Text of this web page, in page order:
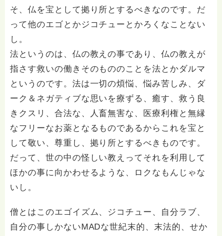
そ、仏を宝として拠り所とするべきなのです。だ
って他のエゴとかジコチューとかろくなことない
し。
法というのは、仏の教えの事であり、仏の教えが
指さす救いの働きそのもののことを法とかダルマ
というのです。法は一切の煩悩、悩み苦しみ、ダ
ーク＆ネガティブな思いを療ずる、癒す、救う良
きクスリ、合法な、人畜無害な、医療利権と無縁
なフリーなお薬となるものであるからこれを宝と
して敬い、尊重し、拠り所とするべきものです。
だって、世の中の怪しい教えってそれを利用して
ほかの事に向かわせるような、ロクなもんじゃな
いし。
僧とはこのエゴイズム、ジコチュー、自分ラブ、
自分の事しかないMADな世紀末的、末法的、せか